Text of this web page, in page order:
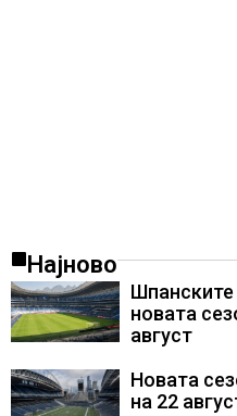
Најново
новата
август
Новата
на 22